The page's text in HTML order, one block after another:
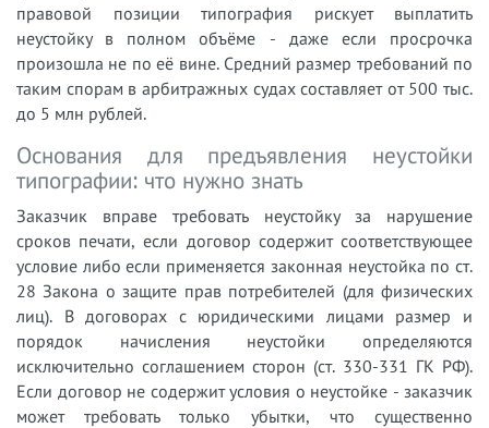
правовой позиции типография рискует выплатить
неустойку в полном объёме - даже если просрочка
произошла не по её вине. Средний размер требований по
таким спорам в арбитражных судах составляет от 500 тыс.
до 5 млн рублей.
Основания для предъявления неустойки
типографии: что нужно знать
Заказчик вправе требовать неустойку за нарушение
сроков печати, если договор содержит соответствующее
условие либо если применяется законная неустойка по ст.
28 Закона о защите прав потребителей (для физических
лиц). В договорах с юридическими лицами размер и
порядок начисления неустойки определяются
исключительно соглашением сторон (ст. 330-331 ГК РФ).
Если договор не содержит условия о неустойке - заказчик
может требовать только убытки, что существенно